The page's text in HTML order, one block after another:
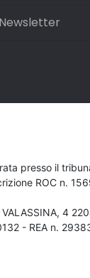
presso il
ROC n.
4
- REA n.